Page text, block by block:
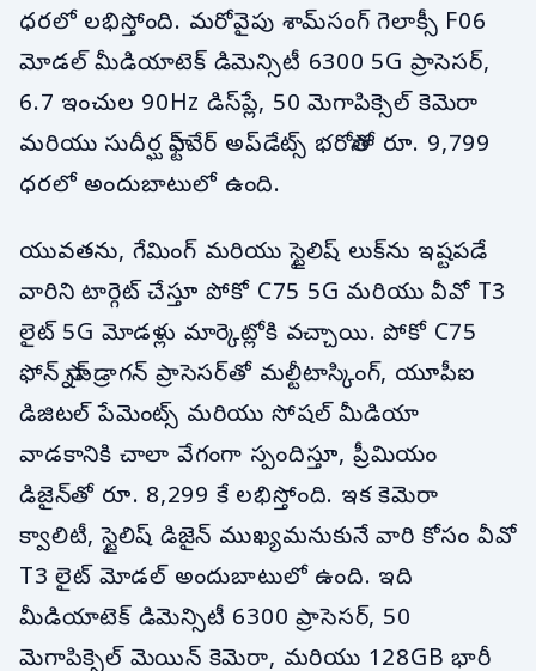
ధరలో లభిస్తోంది. మరోవైపు శామ్‌సంగ్ గెలాక్సీ F06
మోడల్ మీడియాటెక్ డిమెన్సిటీ 6300 5G ప్రాసెసర్,
6.7 ఇంచుల 90Hz డిస్‌ప్లే, 50 మెగాపిక్సెల్ కెమెరా
మరియు సుదీర్ఘ సాఫ్ట్‌వేర్ అప్‌డేట్స్ భరోసాతో రూ. 9,799
ధరలో అందుబాటులో ఉంది.
యువతను, గేమింగ్ మరియు స్టైలిష్ లుక్‌ను ఇష్టపడే
వారిని టార్గెట్ చేస్తూ పోకో C75 5G మరియు వీవో T3
లైట్ 5G మోడళ్లు మార్కెట్లోకి వచ్చాయి. పోకో C75
ఫోన్ స్నాప్‌డ్రాగన్ ప్రాసెసర్‌తో మల్టీటాస్కింగ్, యూపీఐ
డిజిటల్ పేమెంట్స్ మరియు సోషల్ మీడియా
వాడకానికి చాలా వేగంగా స్పందిస్తూ, ప్రీమియం
డిజైన్‌తో రూ. 8,299 కే లభిస్తోంది. ఇక కెమెరా
క్వాలిటీ, స్టైలిష్ డిజైన్ ముఖ్యమనుకునే వారి కోసం వీవో
T3 లైట్ మోడల్ అందుబాటులో ఉంది. ఇది
మీడియాటెక్ డిమెన్సిటీ 6300 ప్రాసెసర్, 50
మెగాపిక్సెల్ మెయిన్ కెమెరా, మరియు 128GB భారీ